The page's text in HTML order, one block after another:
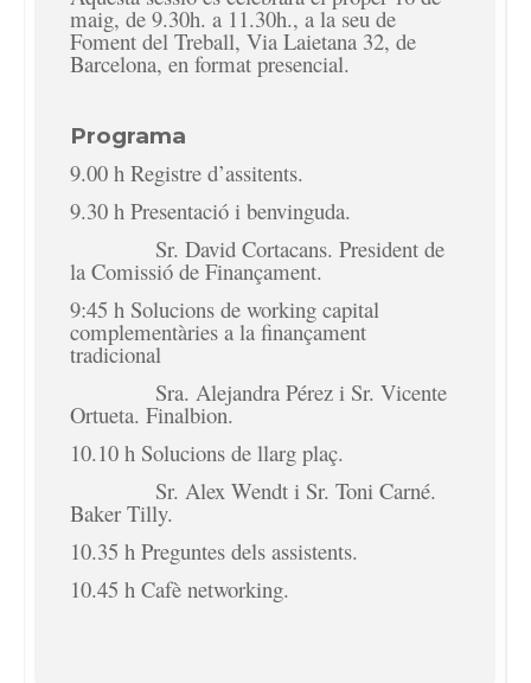
maig, de 9.30h. a 11.30h., a la seu de
Foment del Treball, Via Laietana 32, de
Barcelona, ​​en format presencial.
Programa
9.00 h Registre d’assitents.
9.30 h Presentació i benvinguda.
Sr. David Cortacans. President de
la Comissió de Finançament.
9:45 h Solucions de working capital
complementàries a la finançament
tradicional
Sra. Alejandra Pérez i Sr. Vicente
Ortueta. Finalbion.
10.10 h Solucions de llarg plaç.
Sr. Alex Wendt i Sr. Toni Carné.
Baker Tilly.
10.35 h Preguntes dels assistents.
10.45 h Cafè networking.